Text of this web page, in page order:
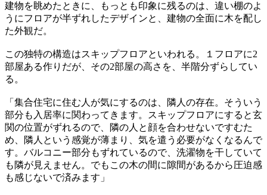
建物を眺めたときに、もっとも印象に残るのは、違い棚のよ
うにフロアが半ずれしたデザインと、建物の全面に木を配し
た外観だ。
この独特の構造はスキップフロアといわれる。１フロアに2
部屋ある作りだが、その2部屋の高さを、半階分ずらしてい
る。
「集合住宅に住む人が気にするのは、隣人の存在。そういう
部分も入居率に関わってきます。スキップフロアにすると玄
関の位置がずれるので、隣の人と顔を合わせないですむた
め、隣人という感覚が薄まり、気を遣う必要がなくなるんで
す。バルコニー部分もずれているので、洗濯物を干していて
も隣が見えません。でもこの木の間に隙間があるから圧迫感
も感じないで済みます」